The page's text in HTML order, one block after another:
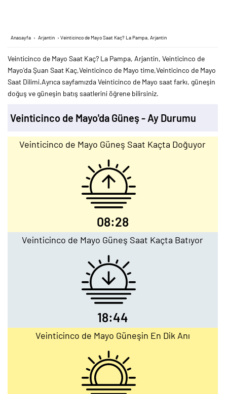
Anasayfa › Arjantin › Veinticinco de Mayo Saat Kaç? La Pampa, Arjantin
Veinticinco de Mayo Saat Kaç? La Pampa, Arjantin, Veinticinco de
Mayo'da Şuan Saat Kaç,Veinticinco de Mayo time,Veinticinco de Mayo
Saat Dilimi.Ayrıca sayfamızda Veinticinco de Mayo saat farkı, güneşin
doğuş ve güneşin batış saatlerini öğrene bilirsiniz.
Veinticinco de Mayo'da Güneş - Ay Durumu
Veinticinco de Mayo Güneş Saat Kaçta Doğuyor
08:28
Veinticinco de Mayo Güneş Saat Kaçta Batıyor
18:44
Veinticinco de Mayo Güneşin En Dik Anı